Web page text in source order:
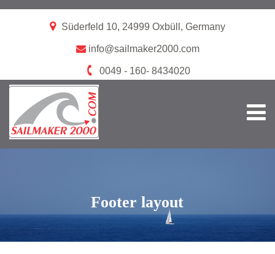
Süderfeld 10, 24999 Oxbüll, Germany
info@sailmaker2000.com
0049 - 160- 8434020
Footer layout